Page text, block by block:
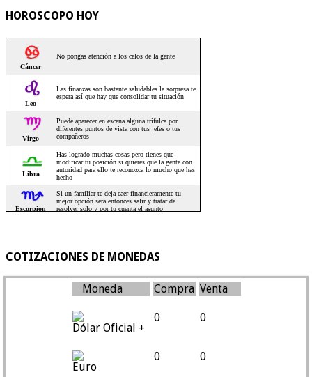
HOROSCOPO HOY
COTIZACIONES DE MONEDAS
Moneda Compra Venta
Dólar Oficial +
0 0
Euro
0 0